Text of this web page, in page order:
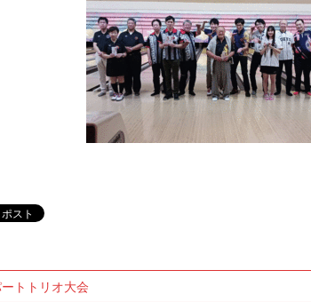
トトリオ大会